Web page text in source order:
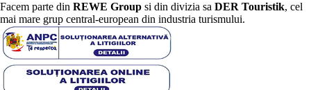
Facem parte din REWE Group si din divizia sa DER Touristik, cel
mai mare grup central-european din industria turismului.